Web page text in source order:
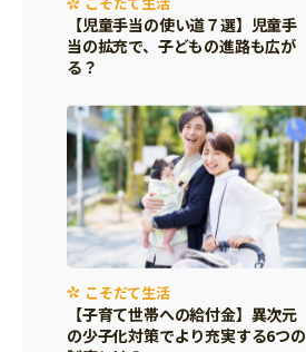
【児童手当の使い道７選】児童手
当の拡充で、子どもの進路も広が
る？
こそだて生活
【子育て世帯への給付金】異次元
の少子化対策でより充実する6つの